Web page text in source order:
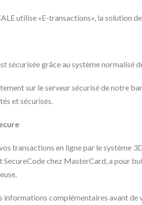
utilise «E-transactions», la solution
grâce au système normalisé
sur le serveur sécurisé de notre
et sécurisés.
transactions en ligne par le système
chez MasterCard, a pour
informations complémentaires avant